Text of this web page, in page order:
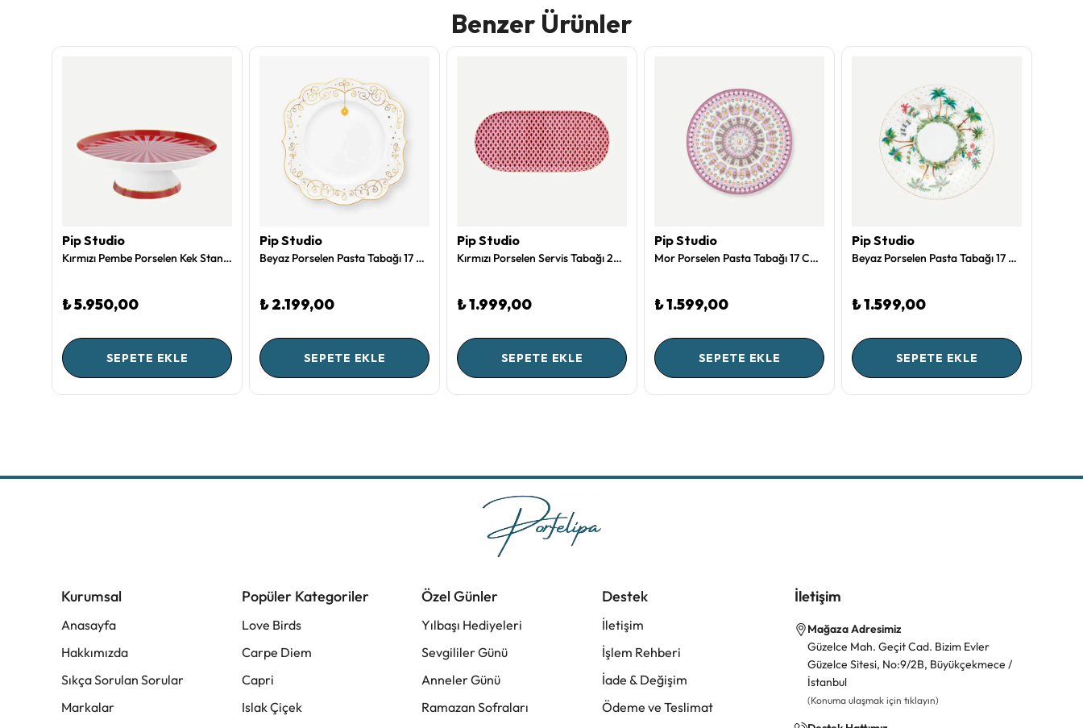
Benzer Ürünler
Pip Studio
Kırmızı Pembe Porselen Kek Standı 24 Cm Love Birds Collection by Pip Studio
₺ 5.950,00
SEPETE EKLE
Pip Studio
Beyaz Porselen Pasta Tabağı 17 Cm Royal Gold White Collection by Pip Studio
₺ 2.199,00
SEPETE EKLE
Pip Studio
Kırmızı Porselen Servis Tabağı 25 Cm Flower Festival Collection by Pip Studio
₺ 1.999,00
SEPETE EKLE
Pip Studio
Mor Porselen Pasta Tabağı 17 Cm Lily & Lotus Collection by Pip Studio
₺ 1.599,00
SEPETE EKLE
Pip Studio
Beyaz Porselen Pasta Tabağı 17 Cm Jolie Collection by Pip Studio
₺ 1.599,00
SEPETE EKLE
Kurumsal
Anasayfa
Hakkımızda
Sıkça Sorulan Sorular
Markalar
Popüler Kategoriler
Love Birds
Carpe Diem
Capri
Islak Çiçek
Özel Günler
Yılbaşı Hediyeleri
Sevgililer Günü
Anneler Günü
Ramazan Sofraları
Destek
İletişim
İşlem Rehberi
İade & Değişim
Ödeme ve Teslimat
İletişim
Mağaza Adresimiz
Güzelce Mah. Geçit Cad. Bizim Evler
Güzelce Sitesi, No:9/2B, Büyükçekmece /
İstanbul
(Konuma ulaşmak için tıklayın)